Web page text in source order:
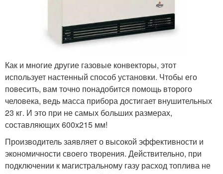
Как и многие другие газовые конвекторы, этот
использует настенный способ установки. Чтобы его
повесить, вам точно понадобится помощь второго
человека, ведь масса прибора достигает внушительных
23 кг. И это при не самых больших размерах,
составляющих 600x215 мм!
Производитель заявляет о высокой эффективности и
экономичности своего творения. Действительно, при
подключении к магистральному газу расход топлива не